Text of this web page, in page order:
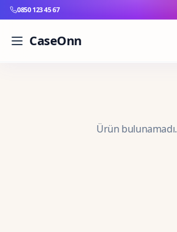
0850 123 45 67
CaseOnn
Ürün bulunamadı.